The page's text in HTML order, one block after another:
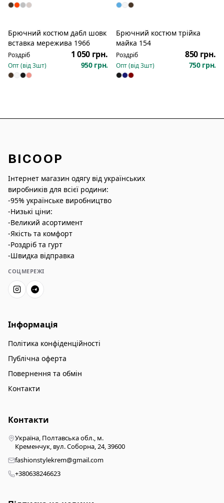
Брючний костюм дабл шовк
вставка мережива 1966
Роздріб 1 050 грн.
Опт (від3шт) 950 грн.
Новинка
Брючний костюм трійка
майка 154
Роздріб 850 грн.
Опт (від3шт) 750 грн.
BICOOP
Інтернет магазин одягу від українських
виробників для всієї родини:
-95% українське виробництво
-Низькі ціни:
-Великий асортимент
-Якість та комфорт
-Роздріб та гурт
-Швидка відправка
СОЦМЕРЕЖІ
Інформація
Політика конфіденційності
Публічна оферта
Повернення та обмін
Контакти
Контакти
Україна, Полтавська обл., м.
Кременчук, вул. Соборна, 24, 39600
fashionstylekrem@gmail.com
+380638246623